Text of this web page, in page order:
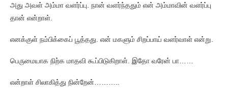
அது அவள் அம்மா வளர்ப்பு. நான் வளர்ந்ததும் என் அம்மாவின் வளர்ப்பு
தான் என்றாள்.
எனக்குள் நம்பிக்கைப் பூத்தது. என் மகளும் சிறப்பாய் வளர்வாள் என்று.
பெருமையாக நிற்க மாதவி கூப்பிடுகிறாள். இதோ வரேன் பா……
என்றாள் சிலாகித்து நின்றேன்………..